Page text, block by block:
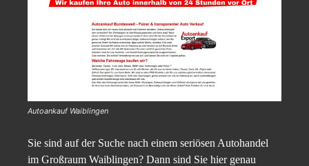
Autoankauf Waiblingen
Sie sind auf der Suche nach einem seriösen Autohandel
im Großraum Waiblingen? Dann sind Sie hier genau